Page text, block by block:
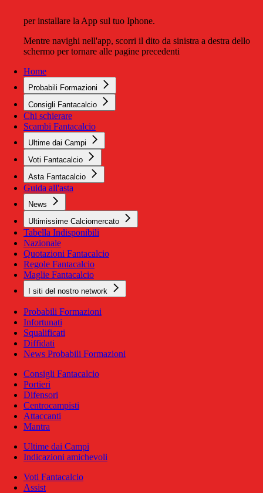
per installare la App sul tuo Iphone.
Mentre navighi nell'app, scorri il dito da sinistra a destra dello
schermo per tornare alle pagine precedenti
Home
Probabili Formazioni
Consigli Fantacalcio
Chi schierare
Scambi Fantacalcio
Ultime dai Campi
Voti Fantacalcio
Asta Fantacalcio
Guida all'asta
News
Ultimissime Calciomercato
Tabella Indisponibili
Nazionale
Quotazioni Fantacalcio
Regole Fantacalcio
Maglie Fantacalcio
I siti del nostro network
Probabili Formazioni
Infortunati
Squalificati
Diffidati
News Probabili Formazioni
Consigli Fantacalcio
Portieri
Difensori
Centrocampisti
Attaccanti
Mantra
Ultime dai Campi
Indicazioni amichevoli
Voti Fantacalcio
Assist